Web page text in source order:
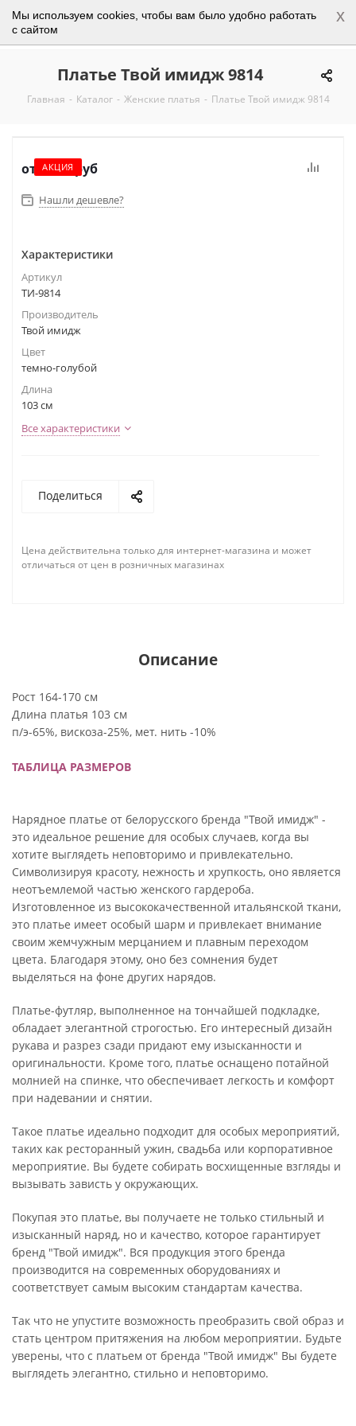
Мы используем cookies, чтобы вам было удобно работать
с сайтом
x
0
Платье Твой имидж 9814
Главная - Каталог - Женские платья - Платье Твой имидж 9814
АКЦИЯ
от 4 250 руб
Нашли дешевле?
Характеристики
Артикул
ТИ-9814
Производитель
Твой имидж
Цвет
темно-голубой
Длина
103 см
Все характеристики
Поделиться
Цена действительна только для интернет-магазина и может
отличаться от цен в розничных магазинах
Описание
Рост 164-170 см
Длина платья 103 см
п/э-65%, вискоза-25%, мет. нить -10%
ТАБЛИЦА РАЗМЕРОВ
Нарядное платье от белорусского бренда "Твой имидж" -
это идеальное решение для особых случаев, когда вы
хотите выглядеть неповторимо и привлекательно.
Символизируя красоту, нежность и хрупкость, оно является
неотъемлемой частью женского гардероба.
Изготовленное из высококачественной итальянской ткани,
это платье имеет особый шарм и привлекает внимание
своим жемчужным мерцанием и плавным переходом
цвета. Благодаря этому, оно без сомнения будет
выделяться на фоне других нарядов.
Платье-футляр, выполненное на тончайшей подкладке,
обладает элегантной строгостью. Его интересный дизайн
рукава и разрез сзади придают ему изысканности и
оригинальности. Кроме того, платье оснащено потайной
молнией на спинке, что обеспечивает легкость и комфорт
при надевании и снятии.
Такое платье идеально подходит для особых мероприятий,
таких как ресторанный ужин, свадьба или корпоративное
мероприятие. Вы будете собирать восхищенные взгляды и
вызывать зависть у окружающих.
Покупая это платье, вы получаете не только стильный и
изысканный наряд, но и качество, которое гарантирует
бренд "Твой имидж". Вся продукция этого бренда
производится на современных оборудованиях и
соответствует самым высоким стандартам качества.
Так что не упустите возможность преобразить свой образ и
стать центром притяжения на любом мероприятии. Будьте
уверены, что с платьем от бренда "Твой имидж" Вы будете
выглядеть элегантно, стильно и неповторимо.